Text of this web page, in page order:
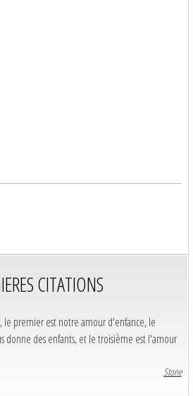
CITATIONS
le premier est notre amour d'enfance, le
donne des enfants, et le troisième est l'amour
Stone